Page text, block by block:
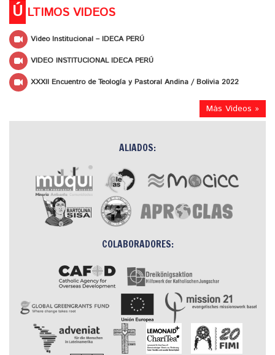
Ú LTIMOS VIDEOS
Video Institucional – IDECA PERÚ
VIDEO INSTITUCIONAL IDECA PERÚ
XXXII Encuentro de Teología y Pastoral Andina / Bolivia 2022
Más Videos »
ALIADOS:
COLABORADORES: